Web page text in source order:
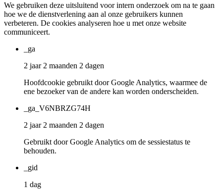
We gebruiken deze uitsluitend voor intern onderzoek om na te gaan
hoe we de dienstverlening aan al onze gebruikers kunnen
verbeteren. De cookies analyseren hoe u met onze website
communiceert.
_ga
2 jaar 2 maanden 2 dagen
Hoofdcookie gebruikt door Google Analytics, waarmee de
ene bezoeker van de andere kan worden onderscheiden.
_ga_V6NBRZG74H
2 jaar 2 maanden 2 dagen
Gebruikt door Google Analytics om de sessiestatus te
behouden.
_gid
1 dag